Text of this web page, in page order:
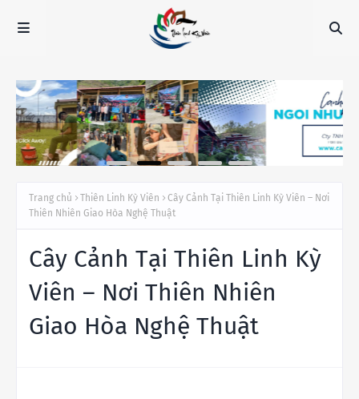
Trang chủ Thiên Linh Kỳ Viên
Cây Cảnh Tại Thiên Linh Kỳ Viên – Nơi
Thiên Nhiên Giao Hòa Nghệ Thuật
Cây Cảnh Tại Thiên Linh Kỳ
Viên – Nơi Thiên Nhiên
Giao Hòa Nghệ Thuật